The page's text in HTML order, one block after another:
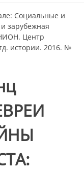
Социальные и
зарубежная
Центр
истории. 2016. №